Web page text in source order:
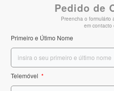
Pedido de
Preencha o formulário
em contacto
Primeiro e Útimo Nome
Telemóvel